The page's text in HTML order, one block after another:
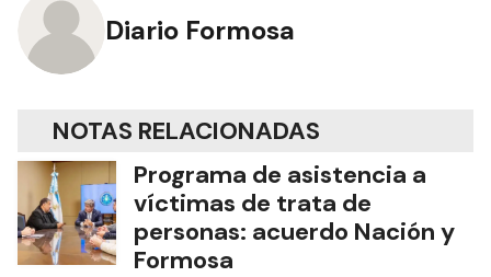
Diario Formosa
NOTAS RELACIONADAS
Programa de asistencia a
víctimas de trata de
personas: acuerdo Nación y
Formosa